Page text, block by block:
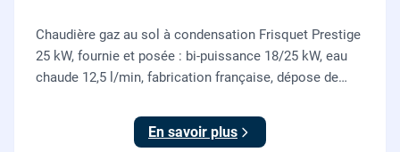
Chaudière gaz au sol à condensation Frisquet Prestige
25 kW, fournie et posée : bi-puissance 18/25 kW, eau
chaude 12,5 l/min, fabrication française, dépose de
En savoir plus